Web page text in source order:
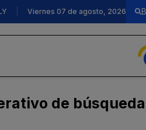
Viernes 07 de agosto, 2026
de